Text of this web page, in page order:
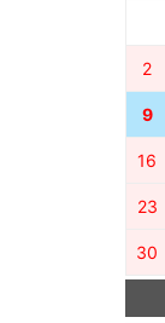
2
9
16
23
30